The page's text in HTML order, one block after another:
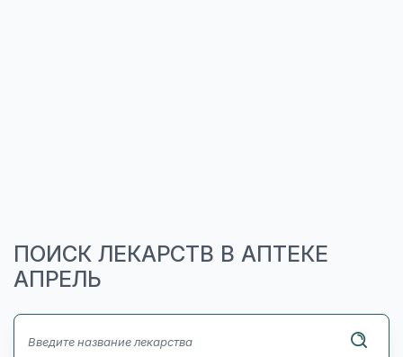
ПОИСК ЛЕКАРСТВ В АПТЕКЕ
АПРЕЛЬ